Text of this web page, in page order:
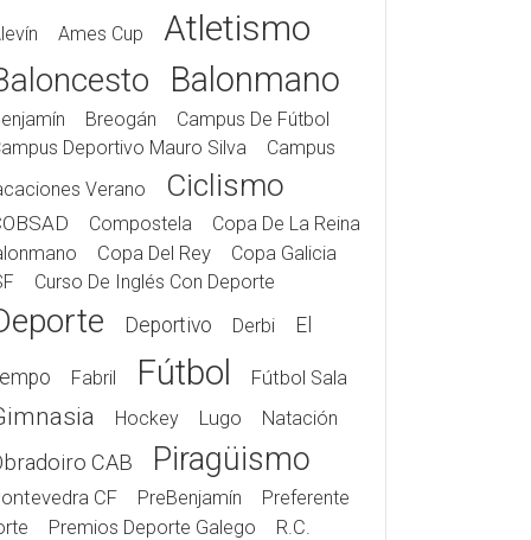
Ames Cup Atletismo
Balonmano
Breogán
Campus De Fútbol
Deportivo Mauro Silva
Campus
Verano
Ciclismo
Compostela
Copa De La Reina
Copa Del Rey
Copa Galicia
Curso De Inglés Con Deporte
Deportivo Derbi El
Fabril Fútbol Fútbol Sala
Hockey Lugo Natación
CAB Piragüismo
CF PreBenjamín
Preferente
Premios Deporte Galego
R.C.